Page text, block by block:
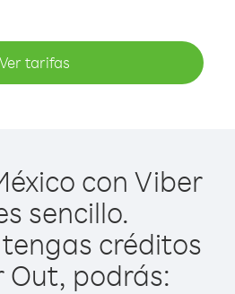
Ver tarifas
con Viber
sencillo.
créditos
Out, podrás: